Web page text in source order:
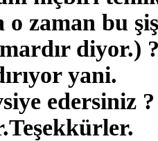
o zaman bu
diyor.)
yani.
edersiniz ?